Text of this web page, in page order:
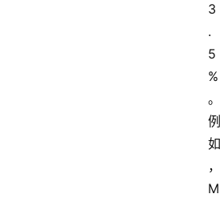
3
.
5
%
。
例
如
，
M